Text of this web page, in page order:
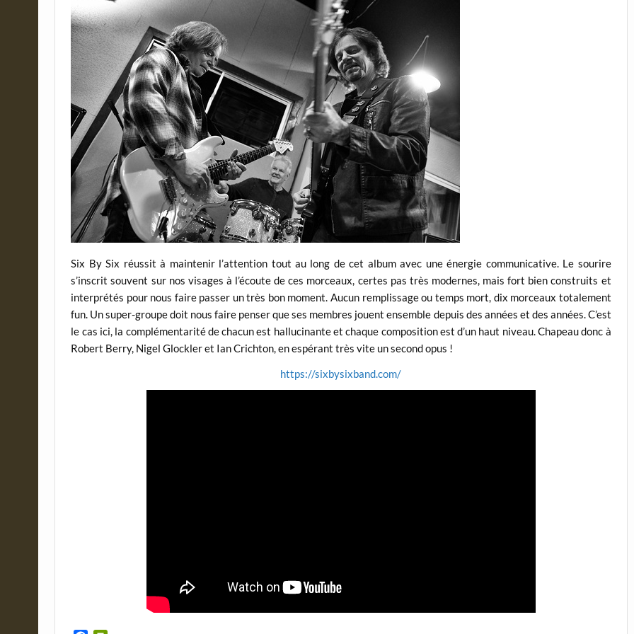
Six By Six réussit à maintenir l’attention tout au long de cet album avec une énergie communicative. Le sourire
s’inscrit souvent sur nos visages à l’écoute de ces morceaux, certes pas très modernes, mais fort bien construits et
interprétés pour nous faire passer un très bon moment. Aucun remplissage ou temps mort, dix morceaux totalement
fun. Un super-groupe doit nous faire penser que ses membres jouent ensemble depuis des années et des années. C’est
le cas ici, la complémentarité de chacun est hallucinante et chaque composition est d’un haut niveau. Chapeau donc à
Robert Berry, Nigel Glockler et Ian Crichton, en espérant très vite un second opus !
https://sixbysixband.com/